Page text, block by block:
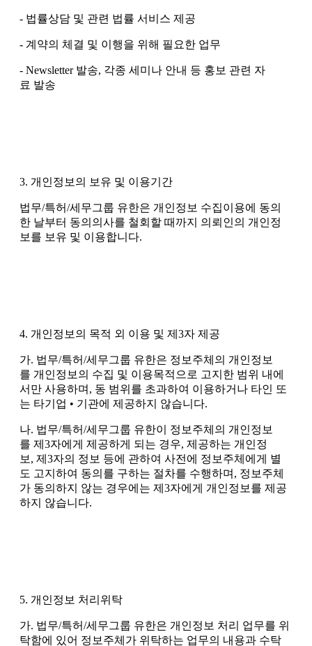
- 법률상담 및 관련 법률 서비스 제공
- 계약의 체결 및 이행을 위해 필요한 업무
- Newsletter 발송, 각종 세미나 안내 등 홍보 관련 자
료 발송
3. 개인정보의 보유 및 이용기간
법무/특허/세무그룹 유한은 개인정보 수집이용에 동의
한 날부터 동의의사를 철회할 때까지 의뢰인의 개인정
보를 보유 및 이용합니다.
4. 개인정보의 목적 외 이용 및 제3자 제공
가. 법무/특허/세무그룹 유한은 정보주체의 개인정보
를 개인정보의 수집 및 이용목적으로 고지한 범위 내에
서만 사용하며, 동 범위를 초과하여 이용하거나 타인 또
는 타기업 • 기관에 제공하지 않습니다.
나. 법무/특허/세무그룹 유한이 정보주체의 개인정보
를 제3자에게 제공하게 되는 경우, 제공하는 개인정
보, 제3자의 정보 등에 관하여 사전에 정보주체에게 별
도 고지하여 동의를 구하는 절차를 수행하며, 정보주체
가 동의하지 않는 경우에는 제3자에게 개인정보를 제공
하지 않습니다.
5. 개인정보 처리위탁
가. 법무/특허/세무그룹 유한은 개인정보 처리 업무를 위
탁함에 있어 정보주체가 위탁하는 업무의 내용과 수탁